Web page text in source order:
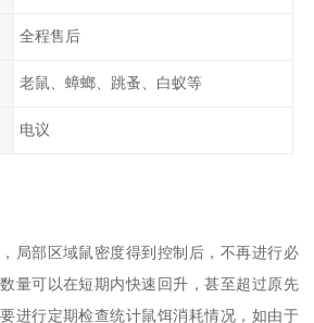
全程售后
老鼠、蟑螂、跳蚤、白蚁等
电议
局部区域鼠密度得到控制后，不再进行必
量可以在短期内快速回升，甚至超过原先
进行定期检查统计鼠饵消耗情况，如由于